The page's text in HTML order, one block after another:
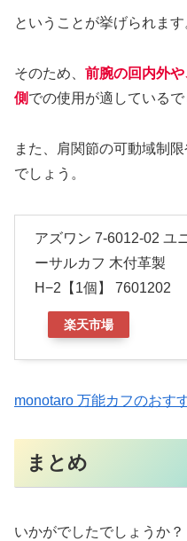
ということが挙げられます
そのため、 前腕の回内外
側 での使用が適しているで
また、肩関節の可動域制
でしょう。
アズワン 7-6012-02 ユ
ーサルカフ 木付革製
H−2【1個】 7601202
楽天市場
monotaro 万能カフのおす
まとめ
いかがでしたでしょうか？